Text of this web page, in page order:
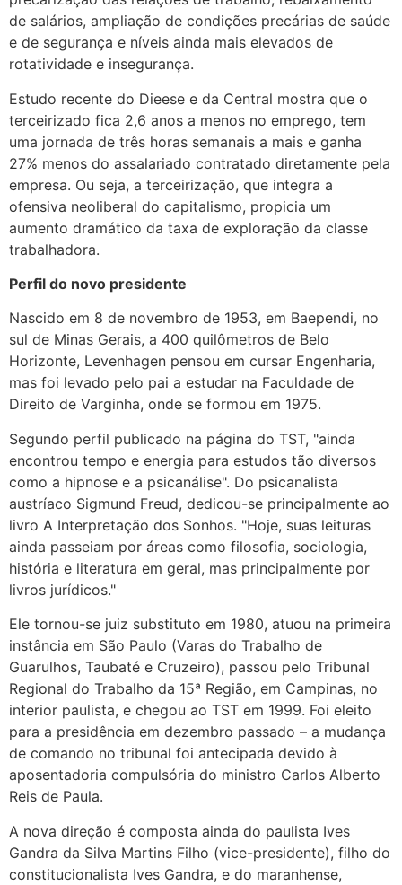
de salários, ampliação de condições precárias de saúde
e de segurança e níveis ainda mais elevados de
rotatividade e insegurança.
Estudo recente do Dieese e da Central mostra que o
terceirizado fica 2,6 anos a menos no emprego, tem
uma jornada de três horas semanais a mais e ganha
27% menos do assalariado contratado diretamente pela
empresa. Ou seja, a terceirização, que integra a
ofensiva neoliberal do capitalismo, propicia um
aumento dramático da taxa de exploração da classe
trabalhadora.
Perfil do novo presidente
Nascido em 8 de novembro de 1953, em Baependi, no
sul de Minas Gerais, a 400 quilômetros de Belo
Horizonte, Levenhagen pensou em cursar Engenharia,
mas foi levado pelo pai a estudar na Faculdade de
Direito de Varginha, onde se formou em 1975.
Segundo perfil publicado na página do TST, "ainda
encontrou tempo e energia para estudos tão diversos
como a hipnose e a psicanálise". Do psicanalista
austríaco Sigmund Freud, dedicou-se principalmente ao
livro A Interpretação dos Sonhos. "Hoje, suas leituras
ainda passeiam por áreas como filosofia, sociologia,
história e literatura em geral, mas principalmente por
livros jurídicos."
Ele tornou-se juiz substituto em 1980, atuou na primeira
instância em São Paulo (Varas do Trabalho de
Guarulhos, Taubaté e Cruzeiro), passou pelo Tribunal
Regional do Trabalho da 15ª Região, em Campinas, no
interior paulista, e chegou ao TST em 1999. Foi eleito
para a presidência em dezembro passado – a mudança
de comando no tribunal foi antecipada devido à
aposentadoria compulsória do ministro Carlos Alberto
Reis de Paula.
A nova direção é composta ainda do paulista Ives
Gandra da Silva Martins Filho (vice-presidente), filho do
constitucionalista Ives Gandra, e do maranhense,